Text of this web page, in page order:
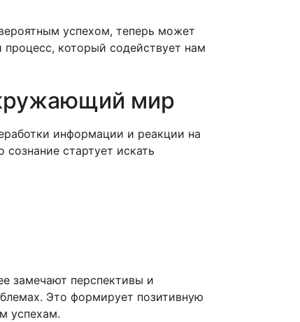
успехом, теперь может
который содействует нам
мир
информации и реакции на
стартует искать
замечают перспективы и
Это формирует позитивную
успехам.